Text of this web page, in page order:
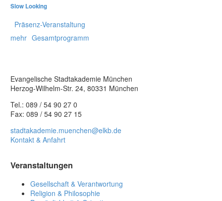
Slow Looking
Präsenz-Veranstaltung
mehr Gesamtprogramm
Evangelische Stadtakademie München
Herzog-Wilhelm-Str. 24, 80331 München
Tel.: 089 / 54 90 27 0
Fax: 089 / 54 90 27 15
stadtakademie.muenchen@elkb.de
Kontakt & Anfahrt
Veranstaltungen
Gesellschaft & Verantwortung
Religion & Philosophie